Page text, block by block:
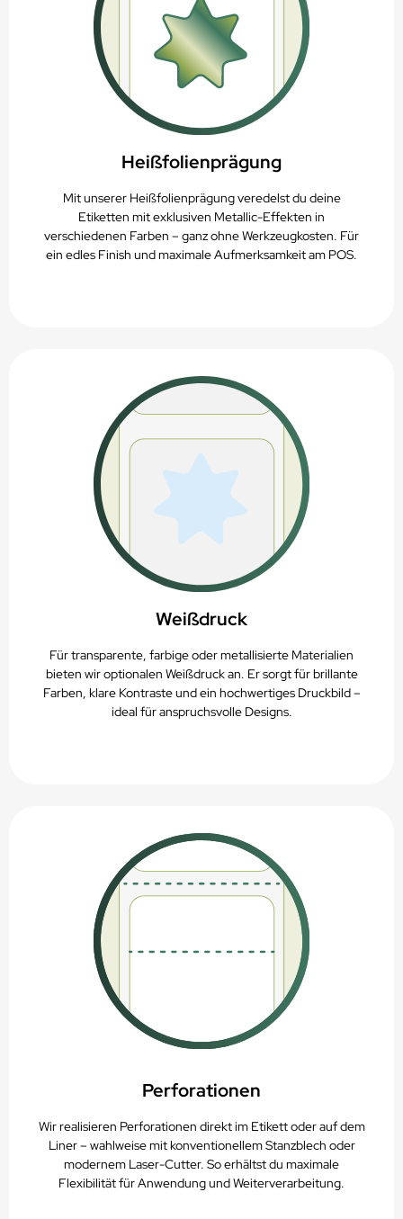
Heißfolienprägung
Mit unserer Heißfolienprägung veredelst du deine
Etiketten mit exklusiven Metallic-Effekten in
verschiedenen Farben – ganz ohne Werkzeugkosten. Für
ein edles Finish und maximale Aufmerksamkeit am POS.
Weißdruck
Für transparente, farbige oder metallisierte Materialien
bieten wir optionalen Weißdruck an. Er sorgt für brillante
Farben, klare Kontraste und ein hochwertiges Druckbild –
ideal für anspruchsvolle Designs.
Perforationen
Wir realisieren Perforationen direkt im Etikett oder auf dem
Liner – wahlweise mit konventionellem Stanzblech oder
modernem Laser-Cutter. So erhältst du maximale
Flexibilität für Anwendung und Weiterverarbeitung.